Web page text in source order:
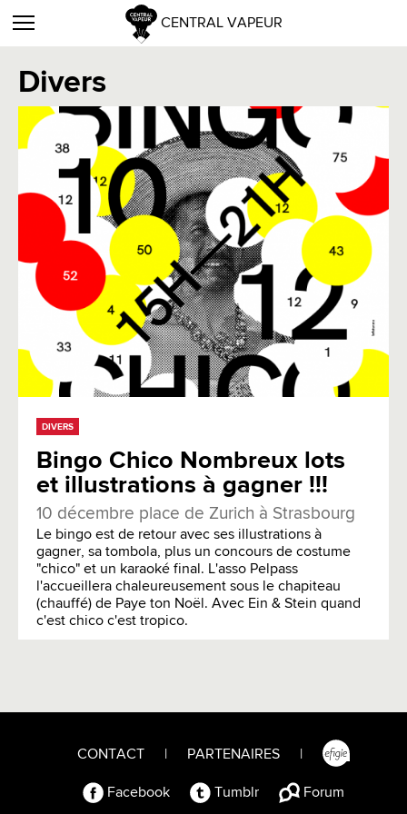
CENTRAL VAPEUR
Divers
DIVERS
Bingo Chico Nombreux lots
et illustrations à gagner !!!
10 décembre place de Zurich à Strasbourg
Le bingo est de retour avec ses illustrations à
gagner, sa tombola, plus un concours de costume
"chico" et un karaoké final. L'asso Pelpass
l'accueillera chaleureusement sous le chapiteau
(chauffé) de Paye ton Noël. Avec Ein & Stein quand
c'est chico c'est tropico.
CONTACT PARTENAIRES
Facebook Tumblr Forum